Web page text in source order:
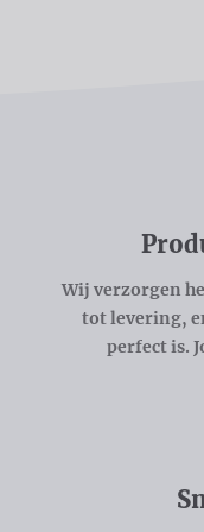
Wij verzorgen
tot levering,
perfect is.